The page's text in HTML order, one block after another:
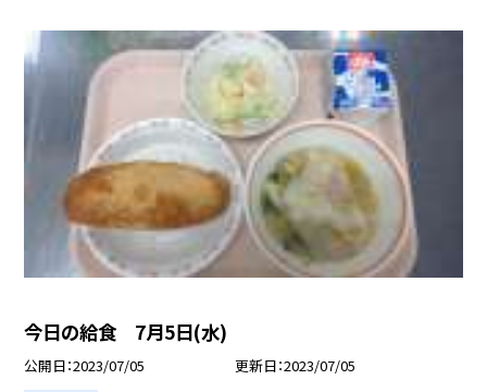
今日の給食 7月5日(水)
公開日 2023/07/05 更新日 2023/07/05